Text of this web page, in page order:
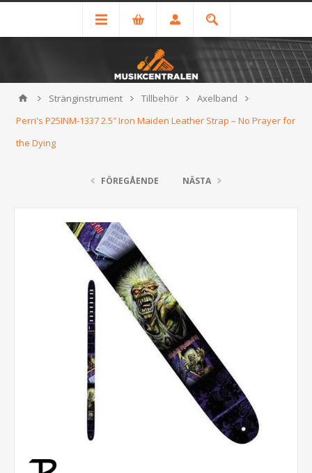
Stränginstrument Tillbehör
Axelband
Perri's P25INM-1337 2.5″ Iron Maiden Leather Strap – No Prayer for
the Dying
FÖREGÅENDE NÄSTA